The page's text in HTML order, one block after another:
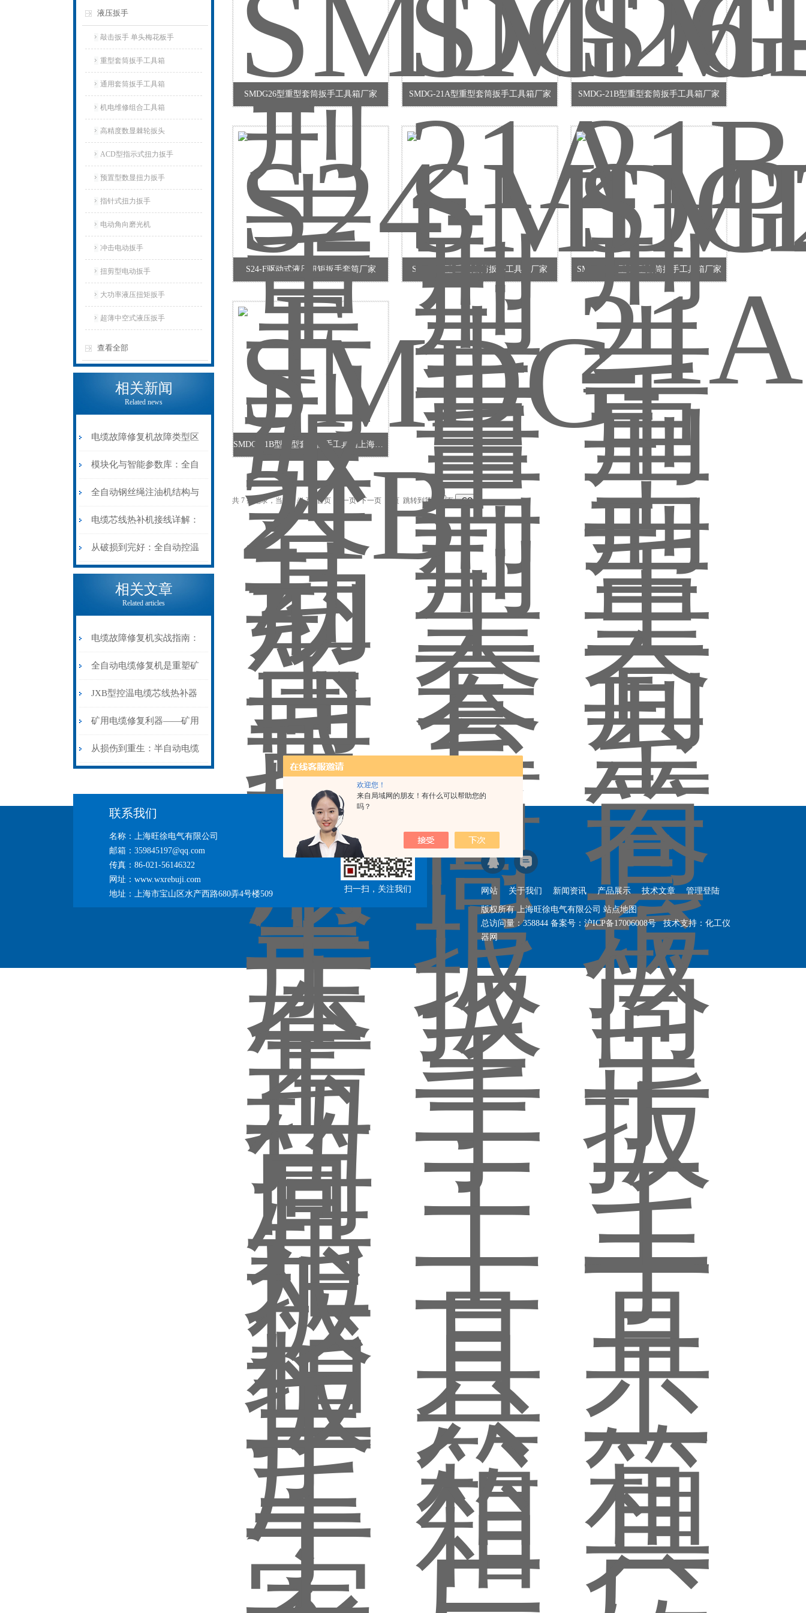
欢迎您！
来自局域网的朋友！有什么可以帮助您的
吗？
液压扳手
敲击扳手 单头梅花板手
重型套筒扳手工具箱
通用套筒扳手工具箱
机电维修组合工具箱
高精度数显棘轮扳头
ACD型指示式扭力扳手
预置型数显扭力扳手
指针式扭力扳手
电动角向磨光机
冲击电动扳手
扭剪型电动扳手
大功率液压扭矩扳手
超薄中空式液压扳手
查看全部
相关新闻
Related news
电缆故障修复机故障类型区
分指南：从“绝缘电
阻”到“波形特征”的精准诊
断逻辑
模块化与智能参数库：全自
动电缆修复机的快速换型逻
辑
全自动钢丝绳注油机结构与
工作原理：揭秘高效润滑的
机械密码
电缆芯线热补机接线详解：
从入门到精通
从破损到完好：全自动控温
电缆热补机的核心价值
相关文章
Related articles
电缆故障修复机实战指南：
从“盲测”到“精确定点”的三
步作业法
全自动电缆修复机是重塑矿
山电力动脉的“智能外科医
生”
JXB型控温电缆芯线热补器
安装与接线：精准修复的工
艺基石
矿用电缆修复利器——矿用
电缆热补机智能控温，安全
从损伤到重生：半自动电缆
SMDG26型重型套筒扳手工具箱厂家 SMDG-21A型重型套筒扳手工具箱厂家 SMDG-21B型重型套筒扳手工具箱厂家
S24-F驱动式液压扭矩扳手套筒厂家 SMDG26型 重型套筒扳手工具箱厂家 SMDG-21A型 重型套筒扳手工具箱厂家
SMDG-21B型重型套筒扳手工具箱上海旺徐*厂家
共 7 条记录，当前 1 / 1 页 首页 上一页 下一页 末页 跳转到第 页
联系我们
名称：上海旺徐电气有限公司
邮箱：359845197@qq.com
传真：86-021-56146322
网址：www.wxrebuji.com
地址：上海市宝山区水产西路680弄4号楼509
扫一扫，关注我们
在线咨询
网站 关于我们 新闻资讯 产品展示 技术文章 管理登陆
版权所有 上海旺徐电气有限公司 站点地图
总访问量：358844 备案号： 沪ICP备17006008号技术支持： 化工仪
器网